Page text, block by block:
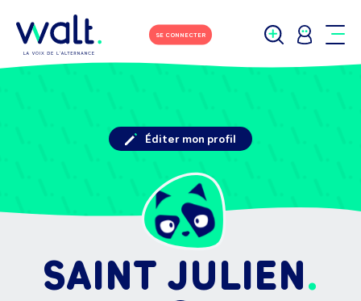
SE CONNECTER
SAINT JULIEN
Éditer mon profil